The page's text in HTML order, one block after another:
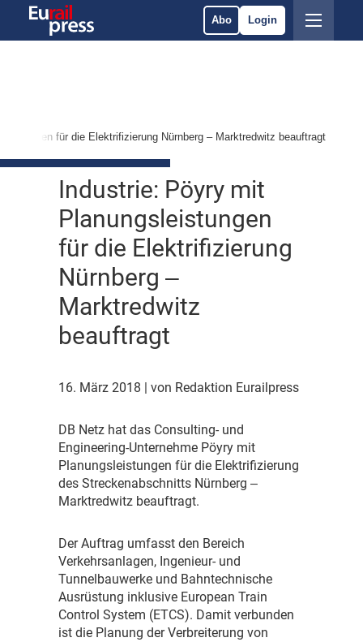
Abo Login
für die Elektrifizierung Nürnberg ‒ Marktredwitz beauftragt
Industrie: Pöyry mit
Planungsleistungen
für die Elektrifizierung
Nürnberg ‒
Marktredwitz
beauftragt
16. März 2018 | von Redaktion Eurailpress
DB Netz hat das Consulting- und
Engineering-Unternehme Pöyry mit
Planungsleistungen für die Elektrifizierung
des Streckenabschnitts Nürnberg ‒
Marktredwitz beauftragt.
Der Auftrag umfasst den Bereich
Verkehrsanlagen, Ingenieur- und
Tunnelbauwerke und Bahntechnische
Ausrüstung inklusive European Train
Control System (ETCS). Damit verbunden
ist die Planung der Verbreiterung von